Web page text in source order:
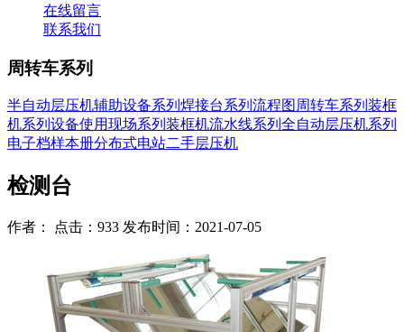
在线留言
联系我们
周转车系列
半自动层压机辅助设备系列 焊接台系列 流程图周转车系列 装框
机系列 设备使用现场系列 装框机流水线系列 全自动层压机系列
电子档样本册分布式电站二手层压机
检测台
作者： 点击：933 发布时间：2021-07-05